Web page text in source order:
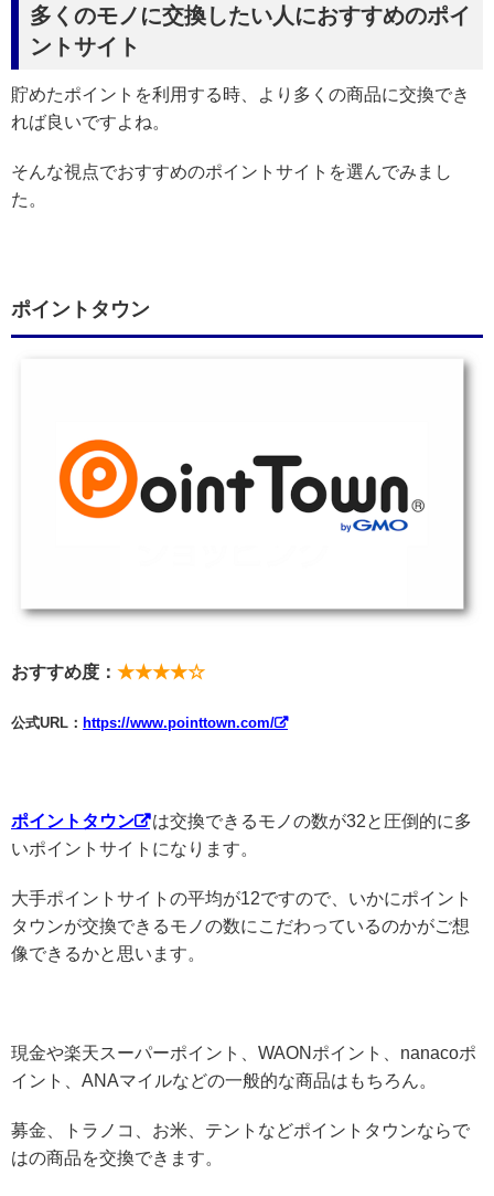
多くのモノに交換したい人におすすめのポイ
ントサイト
貯めたポイントを利用する時、より多くの商品に交換でき
れば良いですよね。
そんな視点でおすすめのポイントサイトを選んでみまし
た。
ポイントタウン
おすすめ度： ★★★★☆
公式URL： https://www.pointtown.com/
ポイントタウン
は交換できるモノの数が32と圧倒的に多
いポイントサイトになります。
大手ポイントサイトの平均が12ですので、いかにポイント
タウンが交換できるモノの数にこだわっているのかがご想
像できるかと思います。
現金や楽天スーパーポイント、WAONポイント、nanacoポ
イント、ANAマイルなどの一般的な商品はもちろん。
募金、トラノコ、お米、テントなどポイントタウンならで
はの商品を交換できます。